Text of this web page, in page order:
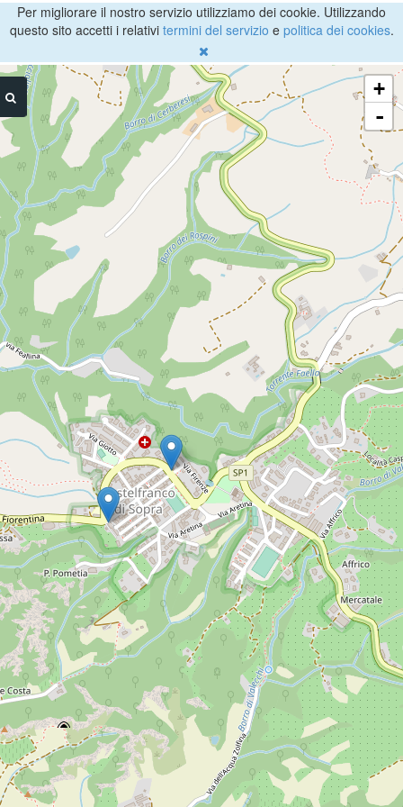
Per migliorare il nostro servizio utilizziamo dei cookie. Utilizzando
questo sito accetti i relativi termini del servizio e politica dei cookies.
+
-